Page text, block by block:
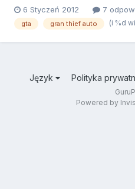
Konfiguracja jaką posiadam to
Radeon HD 6870. Warto zatem
6 Styczeń 2012 7
gta gran thief auto (i %d
Język Polityka
Powered by